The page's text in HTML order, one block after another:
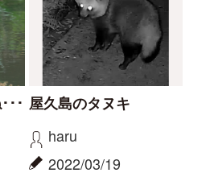
0
その他（ほか動物）